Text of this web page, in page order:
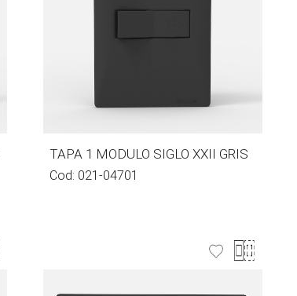
TAPA 1 MODULO SIGLO XXII GRIS
Cod: 021-04701